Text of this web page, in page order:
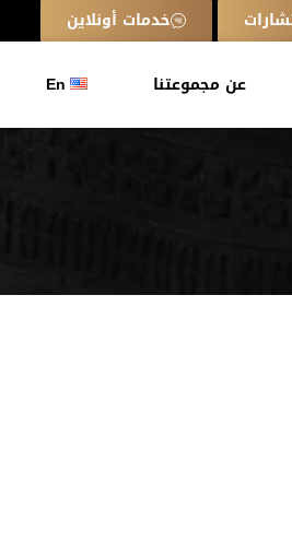
خدمات أونلاين
عن مجموعتنا En